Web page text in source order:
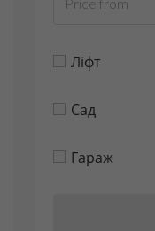
Ліфт
Сад
Гараж